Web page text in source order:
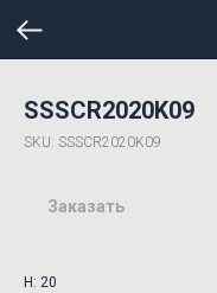
SSSCR2020K09
SKU: SSSCR2020K09
Заказать
H: 20